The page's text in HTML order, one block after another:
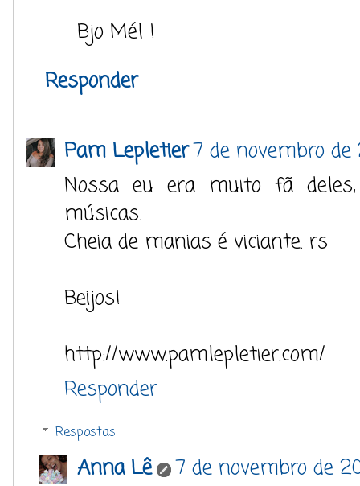
Bjo Mél !
Responder
Pam Lepletier7 de novembro de
Nossa eu era muito fã
músicas.
Cheia de manias é viciante. rs
Beijos!
http://www.pamlepletier.com/
Responder
Respostas
Anna Lê
7 de novembro de